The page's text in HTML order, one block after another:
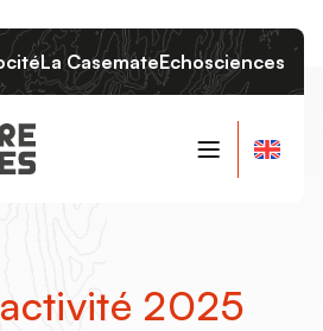
La CasemateEchosciences
2025